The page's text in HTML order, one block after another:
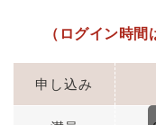
（ログイン時
申し込み